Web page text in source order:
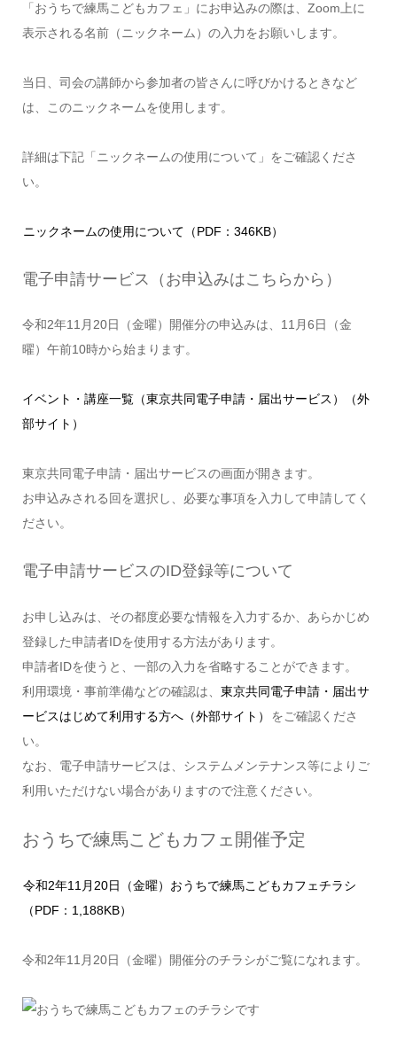
「おうちで練馬こどもカフェ」にお申込みの際は、Zoom上に
表示される名前（ニックネーム）の入力をお願いします。
当日、司会の講師から参加者の皆さんに呼びかけるときなど
は、このニックネームを使用します。
詳細は下記「ニックネームの使用について」をご確認くださ
い。
ニックネームの使用について（PDF：346KB）
電子申請サービス（お申込みはこちらから）
令和2年11月20日（金曜）開催分の申込みは、11月6日（金
曜）午前10時から始まります。
イベント・講座一覧（東京共同電子申請・届出サービス）（外
部サイト）
東京共同電子申請・届出サービスの画面が開きます。
お申込みされる回を選択し、必要な事項を入力して申請してく
ださい。
電子申請サービスのID登録等について
お申し込みは、その都度必要な情報を入力するか、あらかじめ
登録した申請者IDを使用する方法があります。
申請者IDを使うと、一部の入力を省略することができます。
利用環境・事前準備などの確認は、 東京共同電子申請・届出サ
ービスはじめて利用する方へ（外部サイト）
をご確認くださ
い。
なお、電子申請サービスは、システムメンテナンス等によりご
利用いただけない場合がありますので注意ください。
おうちで練馬こどもカフェ開催予定
令和2年11月20日（金曜）おうちで練馬こどもカフェチラシ
（PDF：1,188KB）
令和2年11月20日（金曜）開催分のチラシがご覧になれます。